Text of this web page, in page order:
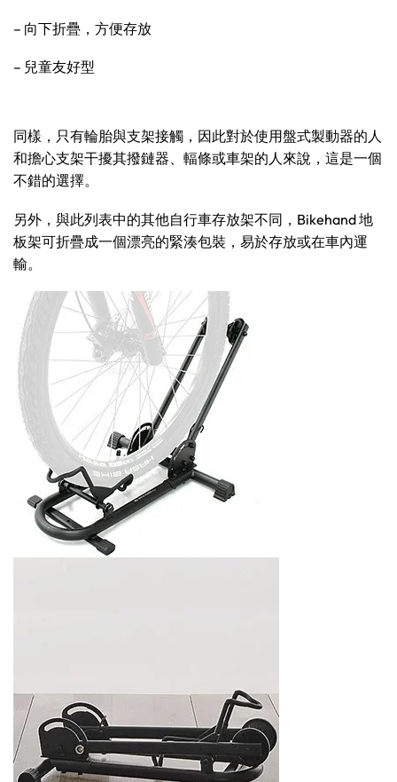
– 向下折疊，方便存放
– 兒童友好型
同樣，只有輪胎與支架接觸，因此對於使用盤式製動器的人
和擔心支架干擾其撥鏈器、輻條或車架的人來說，這是一個
不錯的選擇。
另外，與此列表中的其他自行車存放架不同，Bikehand 地
板架可折疊成一個漂亮的緊湊包裝，易於存放或在車內運
輸。